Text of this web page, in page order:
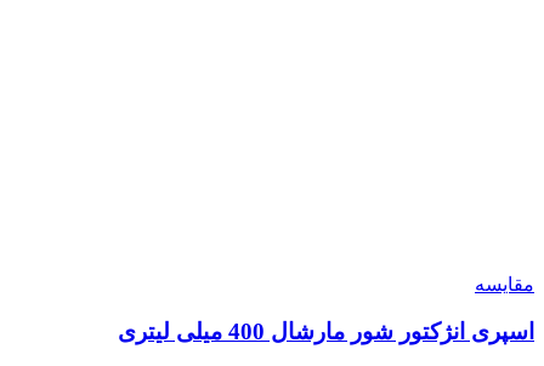
مقایسه
اسپری انژکتور شور مارشال 400 میلی لیتری